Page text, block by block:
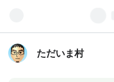
ただいま村